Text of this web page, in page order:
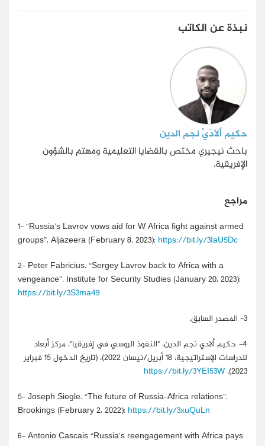
نبذة عن الكاتب
حكيم أَلَادَيْ نجم الدين
باحث نيجيري مختص بالقضايا التعليمية ومهتم بالشؤون
الإفريقية.
مراجع
1-“Russia’s Lavrov vows aid for W Africa fight against armed
groups”. Aljazeera (February 8، 2023): https://bit.ly/3IaU5Dc
2- Peter Fabricius. “Sergey Lavrov back to Africa with a
vengeance”. Institute for Security Studies (January 20، 2023):
https://bit.ly/3S3ma49
3- المصدر السابق.
4- حكيم ألادي نجم الدين، "النفوذ الروسي في إفريقيا"، مركز أبعاد
للدراسات الإستراتيجية، 18 أبريل/نيسان 2022)، (تاريخ الدخول 15 فبراير
2023)، https://bit.ly/3YEI53W
5-Joseph Siegle. “The future of Russia-Africa relations”.
Brookings (February 2، 2022): https://bit.ly/3xuQuLn
6-Antonio Cascais “Russia’s reengagement with Africa pays